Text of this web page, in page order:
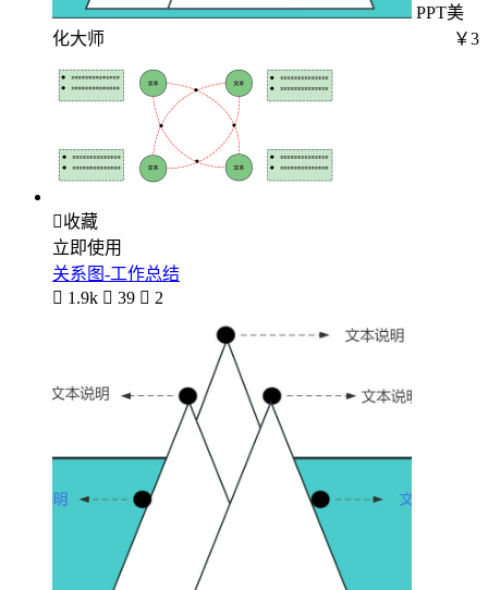
PPT美
化大师
￥3
收藏
立即使用
关系图-工作总结
 1.9k  39  2